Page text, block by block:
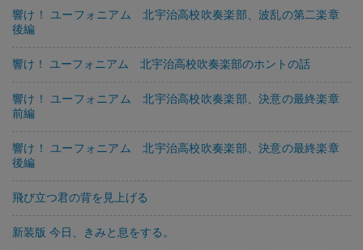
響け！ ユーフォニアム 北宇治高校吹奏楽部、波乱の第二楽章
後編
響け！ ユーフォニアム 北宇治高校吹奏楽部のホントの話
響け！ ユーフォニアム 北宇治高校吹奏楽部、決意の最終楽章
前編
響け！ ユーフォニアム 北宇治高校吹奏楽部、決意の最終楽章
後編
飛び立つ君の背を見上げる
新装版 今日、きみと息をする。